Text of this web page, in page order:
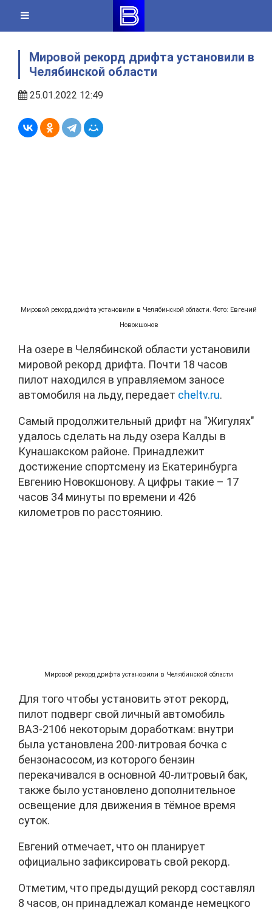
content
Мировой рекорд дрифта установили в
Челябинской области
25.01.2022 12:49
Мировой рекорд дрифта установили в Челябинской области. Фото: Евгений
Новокшонов
На озере в Челябинской области установили
мировой рекорд дрифта. Почти 18 часов
пилот находился в управляемом заносе
автомобиля на льду, передает cheltv.ru.
Самый продолжительный дрифт на "Жигулях"
удалось сделать на льду озера Калды в
Кунашакском районе. Принадлежит
достижение спортсмену из Екатеринбурга
Евгению Новокшонову. А цифры такие – 17
часов 34 минуты по времени и 426
километров по расстоянию.
Мировой рекорд дрифта установили в Челябинской области
Для того чтобы установить этот рекорд,
пилот подверг свой личный автомобиль
ВАЗ-2106 некоторым доработкам: внутри
была установлена 200-литровая бочка с
бензонасосом, из которого бензин
перекачивался в основной 40-литровый бак,
также было установлено дополнительное
освещение для движения в тёмное время
суток.
Евгений отмечает, что он планирует
официально зафиксировать свой рекорд.
Отметим, что предыдущий рекорд составлял
8 часов, он принадлежал команде немецкого